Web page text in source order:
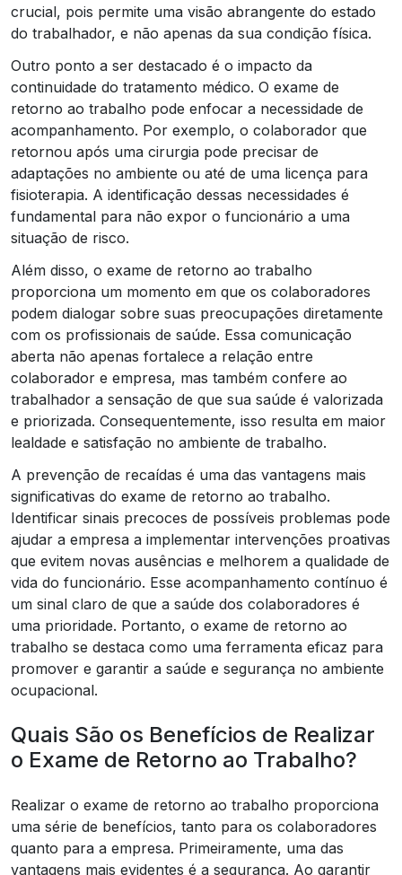
crucial, pois permite uma visão abrangente do estado
do trabalhador, e não apenas da sua condição física.
Outro ponto a ser destacado é o impacto da
continuidade do tratamento médico. O exame de
retorno ao trabalho pode enfocar a necessidade de
acompanhamento. Por exemplo, o colaborador que
retornou após uma cirurgia pode precisar de
adaptações no ambiente ou até de uma licença para
fisioterapia. A identificação dessas necessidades é
fundamental para não expor o funcionário a uma
situação de risco.
Além disso, o exame de retorno ao trabalho
proporciona um momento em que os colaboradores
podem dialogar sobre suas preocupações diretamente
com os profissionais de saúde. Essa comunicação
aberta não apenas fortalece a relação entre
colaborador e empresa, mas também confere ao
trabalhador a sensação de que sua saúde é valorizada
e priorizada. Consequentemente, isso resulta em maior
lealdade e satisfação no ambiente de trabalho.
A prevenção de recaídas é uma das vantagens mais
significativas do exame de retorno ao trabalho.
Identificar sinais precoces de possíveis problemas pode
ajudar a empresa a implementar intervenções proativas
que evitem novas ausências e melhorem a qualidade de
vida do funcionário. Esse acompanhamento contínuo é
um sinal claro de que a saúde dos colaboradores é
uma prioridade. Portanto, o exame de retorno ao
trabalho se destaca como uma ferramenta eficaz para
promover e garantir a saúde e segurança no ambiente
ocupacional.
Quais São os Benefícios de Realizar
o Exame de Retorno ao Trabalho?
Realizar o exame de retorno ao trabalho proporciona
uma série de benefícios, tanto para os colaboradores
quanto para a empresa. Primeiramente, uma das
vantagens mais evidentes é a segurança. Ao garantir